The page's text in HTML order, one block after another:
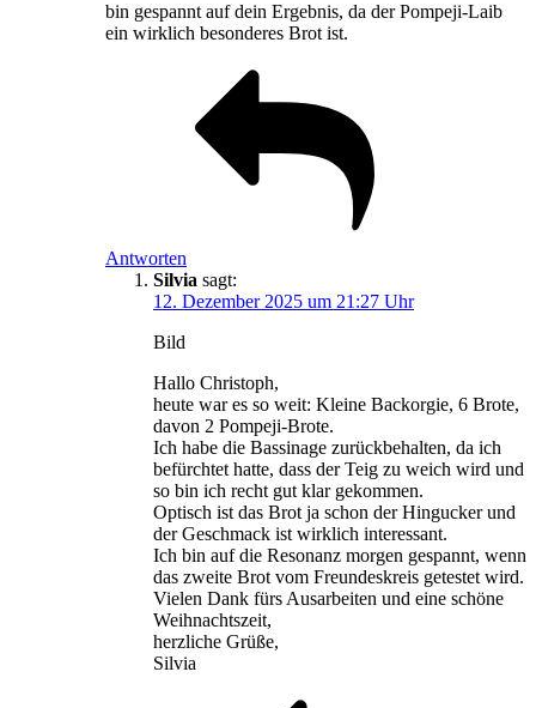
bin gespannt auf dein Ergebnis, da der Pompeji-Laib
ein wirklich besonderes Brot ist.
Antworten
Silvia sagt:
12. Dezember 2025 um 21:27 Uhr
Bild
Hallo Christoph,
heute war es so weit: Kleine Backorgie, 6 Brote,
davon 2 Pompeji-Brote.
Ich habe die Bassinage zurückbehalten, da ich
befürchtet hatte, dass der Teig zu weich wird und
so bin ich recht gut klar gekommen.
Optisch ist das Brot ja schon der Hingucker und
der Geschmack ist wirklich interessant.
Ich bin auf die Resonanz morgen gespannt, wenn
das zweite Brot vom Freundeskreis getestet wird.
Vielen Dank fürs Ausarbeiten und eine schöne
Weihnachtszeit,
herzliche Grüße,
Silvia